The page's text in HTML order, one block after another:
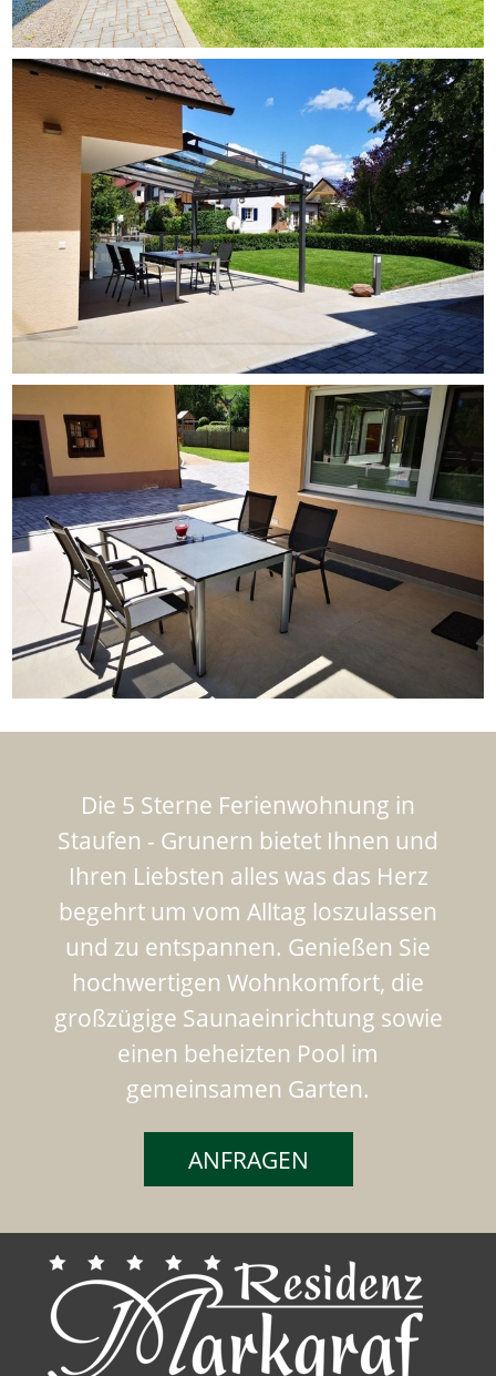
Die 5 Sterne Ferienwohnung in
Staufen - Grunern bietet Ihnen und
Ihren Liebsten alles was das Herz
begehrt um vom Alltag loszulassen
und zu entspannen. Genießen Sie
hochwertigen Wohnkomfort, die
großzügige Saunaeinrichtung sowie
einen beheizten Pool im
gemeinsamen Garten.
ANFRAGEN